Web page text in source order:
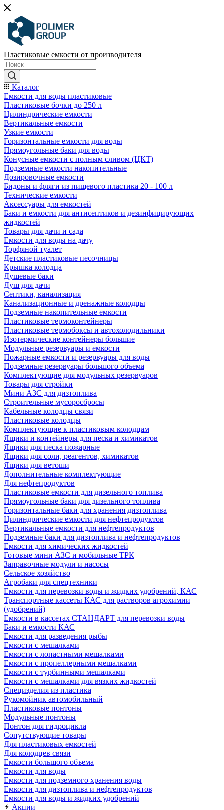
Пластиковые емкости от производителя
Каталог
Емкости для воды пластиковые
Пластиковые бочки до 250 л
Цилиндрические емкости
Вертикальные емкости
Узкие емкости
Горизонтальные емкости для воды
Прямоугольные баки для воды
Конусные емкости с полным сливом (ЦКТ)
Подземные емкости накопительные
Дозировочные емкости
Бидоны и фляги из пищевого пластика 20 - 100 л
Технические емкости
Аксессуары для емкостей
Баки и емкости для антисептиков и дезинфицирующих
жидкостей
Товары для дачи и сада
Емкости для воды на дачу
Торфяной туалет
Детские пластиковые песочницы
Крышка колодца
Душевые баки
Душ для дачи
Септики, канализация
Канализационные и дренажные колодцы
Подземные накопительные емкости
Пластиковые термоконтейнеры
Пластиковые термобоксы и автохолодильники
Изотермические контейнеры большие
Модульные резервуары и емкости
Пожарные емкости и резервуары для воды
Подземные резервуары большого объема
Комплектующие для модульных резервуаров
Товары для стройки
Мини АЗС для дизтоплива
Строительные мусоросбросы
Кабельные колодцы связи
Пластиковые колодцы
Комплектующие к пластиковым колодцам
Ящики и контейнеры для песка и химикатов
Ящики для песка пожарные
Ящики для соли, реагентов, химикатов
Ящики для ветоши
Дополнительные комплектующие
Для нефтепродуктов
Пластиковые емкости для дизельного топлива
Прямоугольные баки для дизельного топлива
Горизонтальные баки для хранения дизтоплива
Цилиндрические емкости для нефтепродуктов
Вертикальные емкости для нефтепродуктов
Подземные баки для дизтоплива и нефтепродуктов
Емкости для химических жидкостей
Готовые мини АЗС и мобильные ТРК
Заправочные модули и насосы
Сельское хозяйство
Агробаки для спецтехники
Емкости для перевозки воды и жидких удобрений, КАС
Транспортные кассеты КАС для растворов агрохимии
(удобрений)
Емкости в кассетах СТАНДАРТ для перевозки воды
Баки и емкости КАС
Емкости для разведения рыбы
Емкости с мешалками
Емкости с лопастными мешалками
Емкости с пропеллерными мешалками
Емкости с турбинными мешалками
Емкости с мешалками для вязких жидкостей
Специзделия из пластика
Рукомойник автомобильный
Пластиковые понтоны
Модульные понтоны
Понтон для гидроцикла
Сопутствующие товары
Для пластиковых емкостей
Для колодцев связи
Емкости большого объема
Емкости для воды
Емкости для подземного хранения воды
Емкости для дизтоплива и нефтепродуктов
Емкости для воды и жидких удобрений
Акции